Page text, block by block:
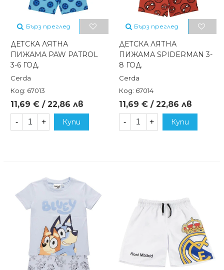
Бърз преглед
ДЕТСКА ЛЯТНА
ПИЖАМА PAW PATROL
3-6 ГОД.
Cerda
Код: 67013
11,69 € / 22,86 лв
- + Купи
Бърз преглед
ДЕТСКА ЛЯТНА
ПИЖАМА SPIDERMAN 3-
8 ГОД.
Cerda
Код: 67014
11,69 € / 22,86 лв
- + Купи